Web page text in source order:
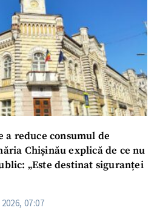
a reduce consumul de
Chișinău explică de ce nu
„Este destinat siguranței
07:07